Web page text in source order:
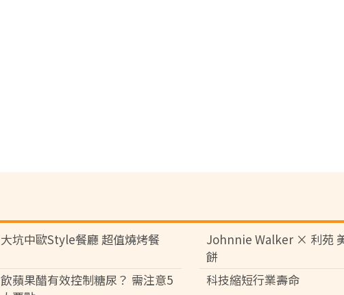
大坑中歐Style餐廳 超值燒烤餐
Johnnie Walker × 利苑
餅
飲蘋果醋有效控制糖尿？ 需注意5
科技縮短行業壽命